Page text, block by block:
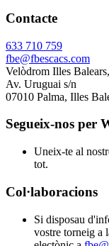
Contacte
633 710 759
fbe@fbescacs.com
Velòdrom Illes Balears,
Av. Uruguai s/n
07010 Palma, Illes
Segueix-nos per
Uneix-te al
tot.
Col·laboracions
Si disposau
vostre torneig a